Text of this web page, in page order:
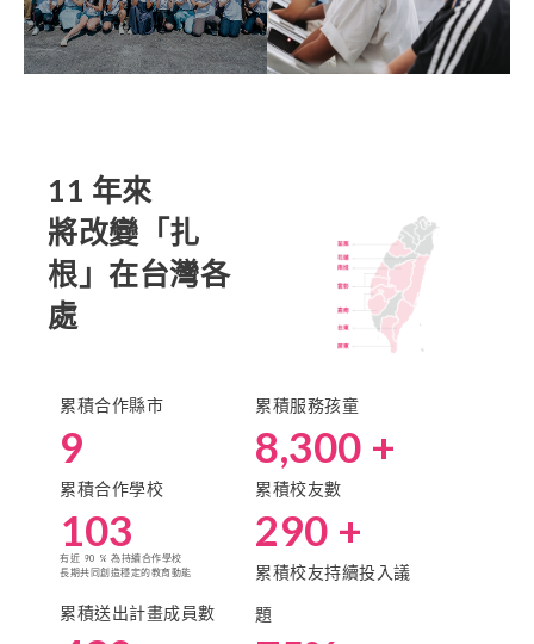
11 年來
將改變「扎
根」在台灣各
處
累積合作縣市
9
累積合作學校
103
有近 90 % 為持續合作學校
長期共同創造穩定的教育動能
累積送出計畫成員數
累積服務孩童
8,300 +
累積校友數
290 +
累積校友持續投入議
題